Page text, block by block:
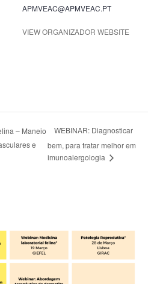
APMVEAC@APMVEAC.PT
VIEW ORGANIZADOR WEBSITE
– Maneio
e
WEBINAR: Diagnosticar
bem, para tratar melhor em
imunoalergologia